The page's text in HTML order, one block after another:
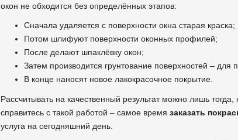
окон не обходится без определённых этапов:
Сначала удаляется с поверхности окна старая краска;
Потом шлифуют поверхности оконных профилей;
После делают шпаклёвку окон;
Затем производится грунтование поверхностей – для
В конце наносят новое лакокрасочное покрытие.
Рассчитывать на качественный результат можно лишь
справитесь с такой работой – самое время заказать
услуга на сегодняшний день.